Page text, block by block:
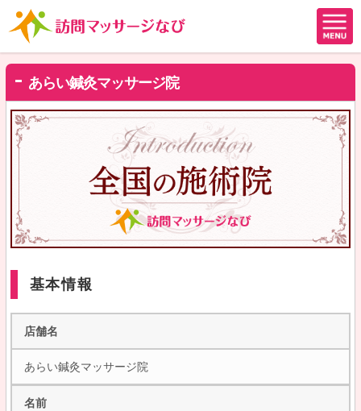
あらい鍼灸マッサージ院
基本情報
店舗名
あらい鍼灸マッサージ院
名前